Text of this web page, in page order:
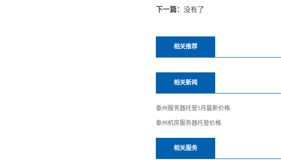
下一篇： 没有了
相关推荐
相关新闻
泰州服务器托管5月最新价格
泰州机房服务器托管价格
相关服务